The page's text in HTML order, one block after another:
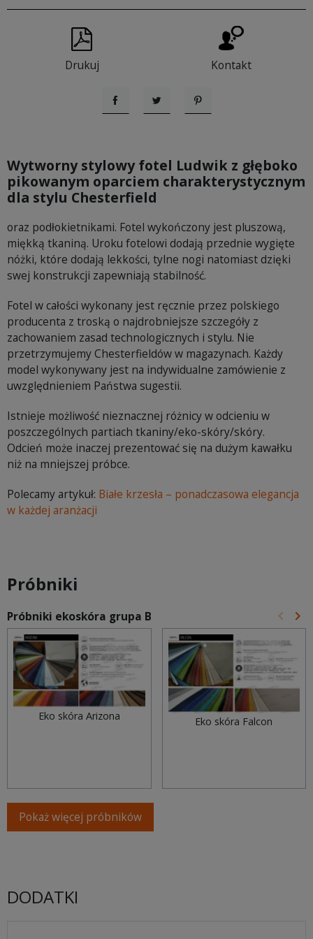
Drukuj Kontakt
UdostępnijTweetujPinterest
Wytworny stylowy fotel Ludwik z głęboko
pikowanym oparciem charakterystycznym
dla stylu Chesterfield
oraz podłokietnikami. Fotel wykończony jest pluszową,
miękką tkaniną. Uroku fotelowi dodają przednie wygięte
nóżki, które dodają lekkości, tylne nogi natomiast dzięki
swej konstrukcji zapewniają stabilność.
Fotel w całości wykonany jest ręcznie przez polskiego
producenta z troską o najdrobniejsze szczegóły z
zachowaniem zasad technologicznych i stylu. Nie
przetrzymujemy Chesterfieldów w magazynach. Każdy
model wykonywany jest na indywidualne zamówienie z
uwzględnieniem Państwa sugestii.
Istnieje możliwość nieznacznej różnicy w odcieniu w
poszczególnych partiach tkaniny/eko-skóry/skóry.
Odcień może inaczej prezentować się na dużym kawałku
niż na mniejszej próbce.
Polecamy artykuł: Białe krzesła – ponadczasowa elegancja
w każdej aranżacji
Próbniki
Próbniki ekoskóra grupa B keyboard_arrow_left keyboard_arrow_right
Eko skóra Arizona Eko skóra Falcon
Pokaż więcej próbników
DODATKI